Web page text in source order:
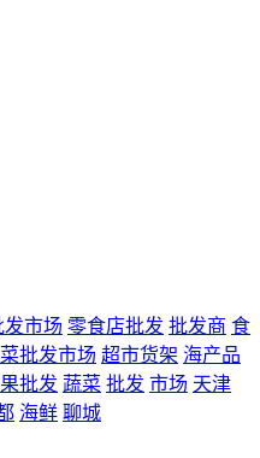
发市场 零食店批发 批发商 食
批发市场 超市货架 海产品
批发 蔬菜 批发 市场 天津
海鲜 聊城